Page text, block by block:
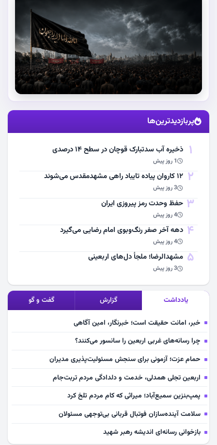
استقبال از آقای شهید ایران
مشاهده اخبار
پربازدیدترین‌ها
1 ذخیره آب سدتبارک قوچان در سطح ۱۴ درصدی
1 روز پیش
2 ۱۲ کاروان پیاده تایباد راهی مشهدمقدس می‌شوند
3 روز پیش
3 حفظ وحدت رمز پیروزی ایران
4 روز پیش
4 دهه آخر صفر رنگ‌وبوی امام رضایی می‌گیرد
4 روز پیش
5 مشهد‌الرضا؛ ملجأ دل‌های اربعینی
3 روز پیش
یادداشت گزارش گفت و گو
خبر، امانت حقیقت است؛ خبرنگار، امین آگاهی
چرا رسانه‌های غربی اربعین را سانسور می‌کنند؟
حمام عزت؛ آزمونی برای سنجش مسئولیت‌پذیری مدیران
اربعین تجلی همدلی، خدمت و دلدادگی مردم تربت‌جام
پمپ‌بنزین سمیع‌آباد؛ میراثی که کام مردم تلخ کرد
سلامت آینده‌سازان فوتبال قربانی بی‌توجهی مسئولان
بازخوانی رسانه‌ای اندیشه رهبر شهید